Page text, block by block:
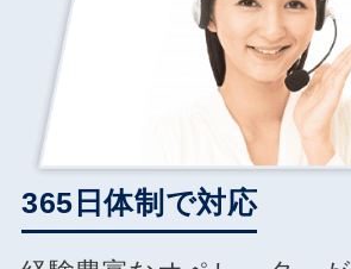
365日体制で対応